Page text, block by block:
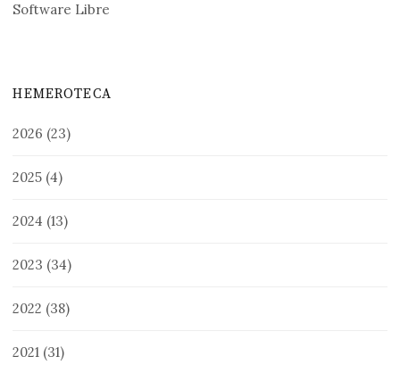
Software Libre
HEMEROTECA
2026 (23)
2025 (4)
2024 (13)
2023 (34)
2022 (38)
2021 (31)